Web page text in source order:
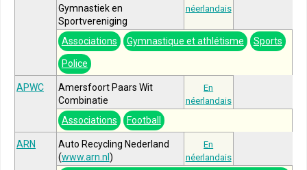
Gymnastiek en
Sportvereniging
néerlandais
Associations Gymnastique et athlétisme Sports
Police
APWC
Amersfoort Paars Wit
Combinatie
En
néerlandais
Associations Football
ARN
Auto Recycling Nederland
(www.arn.nl )
En
néerlandais